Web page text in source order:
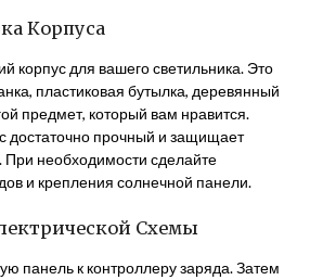
Корпуса
корпус для вашего светильника. Это
пластиковая бутылка, деревянный
предмет, который вам нравится.
достаточно прочный и защищает
При необходимости сделайте
и крепления солнечной панели.
Схемы
панель к контроллеру заряда. Затем